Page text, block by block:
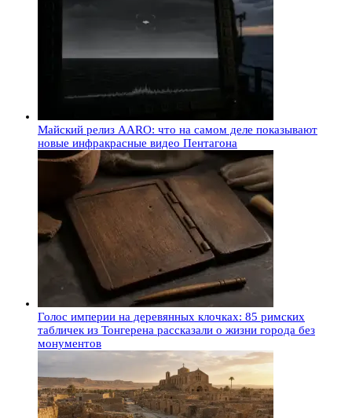
Майский релиз AARO: что на самом деле показывают
новые инфракрасные видео Пентагона
Голос империи на деревянных клочках: 85 римских
табличек из Тонгерена рассказали о жизни города без
монументов